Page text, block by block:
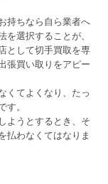
持ちなら自ら業者へ
選択することが、
として切手買取を専
張買い取りをアピー
くてよくなり、たっ
。
ようとするとき、そ
払わなくてはなりま